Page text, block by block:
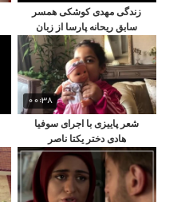
زندگی مهدی کوشکی همسر
سابق ریحانه پارسا از زبان
خودش
00:38
شعر پاییزی با اجرای سوفیا
هادی دختر یکتا ناصر